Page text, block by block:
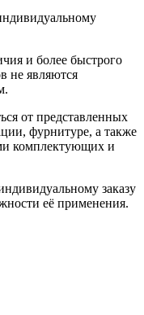
и более быстрого
не являются
от представленных
фурнитуре, а также
комплектующих и
заказу
её применения.